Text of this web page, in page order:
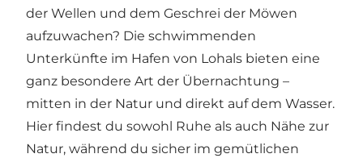
der Wellen und dem Geschrei der Möwen
aufzuwachen? Die schwimmenden
Unterkünfte im Hafen von Lohals bieten eine
ganz besondere Art der Übernachtung –
mitten in der Natur und direkt auf dem Wasser.
Hier findest du sowohl Ruhe als auch Nähe zur
Natur, während du sicher im gemütlichen